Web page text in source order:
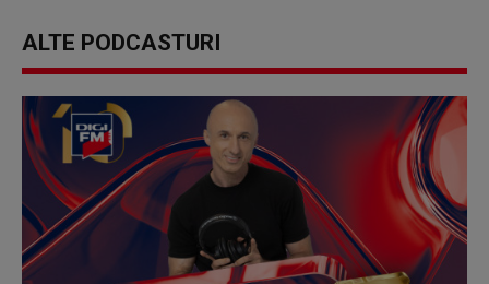
ALTE PODCASTURI